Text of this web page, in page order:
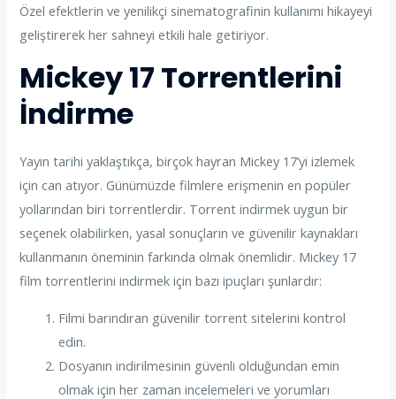
Özel efektlerin ve yenilikçi sinematografinin kullanımı hikayeyi
geliştirerek her sahneyi etkili hale getiriyor.
Mickey 17 Torrentlerini
İndirme
Yayın tarihi yaklaştıkça, birçok hayran Mickey 17’yi izlemek
için can atıyor. Günümüzde filmlere erişmenin en popüler
yollarından biri torrentlerdir. Torrent indirmek uygun bir
seçenek olabilirken, yasal sonuçların ve güvenilir kaynakları
kullanmanın öneminin farkında olmak önemlidir. Mickey 17
film torrentlerini indirmek için bazı ipuçları şunlardır:
Filmi barındıran güvenilir torrent sitelerini kontrol
edin.
Dosyanın indirilmesinin güvenli olduğundan emin
olmak için her zaman incelemeleri ve yorumları